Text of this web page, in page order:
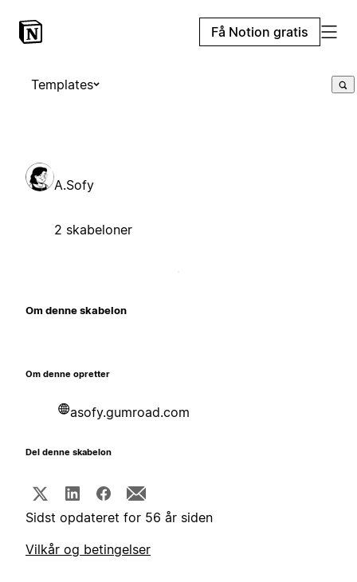
Få Notion gratis
Templates
A.Sofy
2 skabeloner
Om denne skabelon
Om denne opretter
asofy.gumroad.com
Del denne skabelon
Sidst opdateret for 56 år siden
Vilkår og betingelser